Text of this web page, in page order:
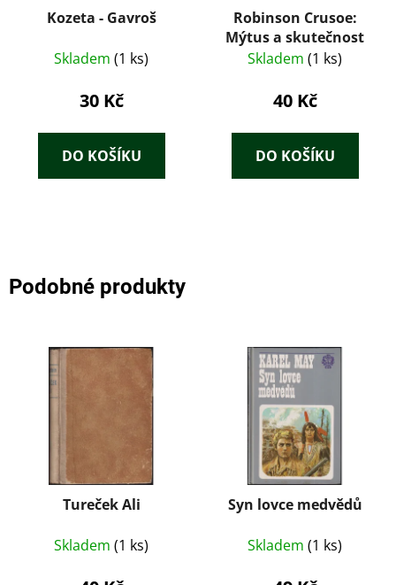
Kozeta - Gavroš
Skladem (1 ks)
30 Kč
DO KOŠÍKU
Robinson Crusoe:
Mýtus a skutečnost
Skladem (1 ks)
40 Kč
DO KOŠÍKU
Podobné produkty
Tureček Ali
Skladem (1 ks)
Syn lovce medvědů
Skladem (1 ks)